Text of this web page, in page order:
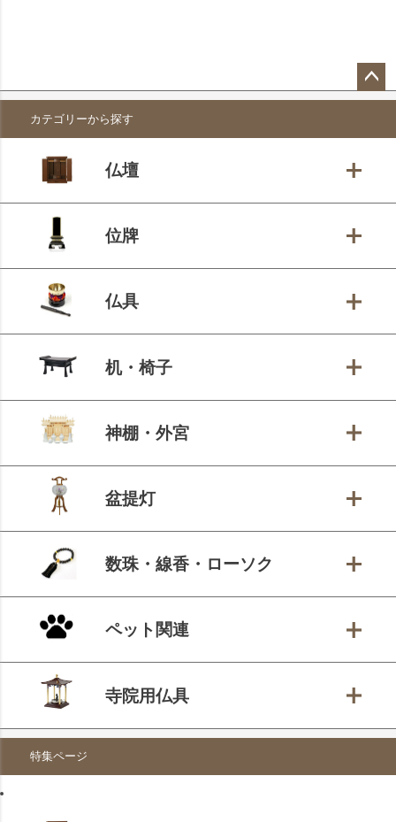
ペー
ップ
カテゴリーから探す
仏壇
位牌
仏具
机・椅子
神棚・外宮
盆提灯
数珠・線香・ローソク
ペット関連
寺院用仏具
特集ページ